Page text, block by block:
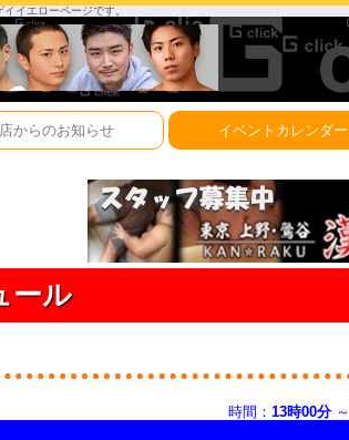
イエローページです。
からのお知らせ イベントカレンダー
ール
時間： 13時00分～